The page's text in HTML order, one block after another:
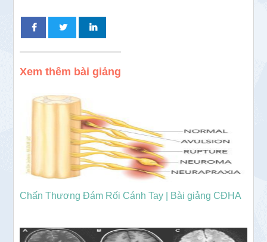
Xem thêm bài giảng
Chấn Thương Đám Rối Cánh Tay | Bài giảng CĐHA